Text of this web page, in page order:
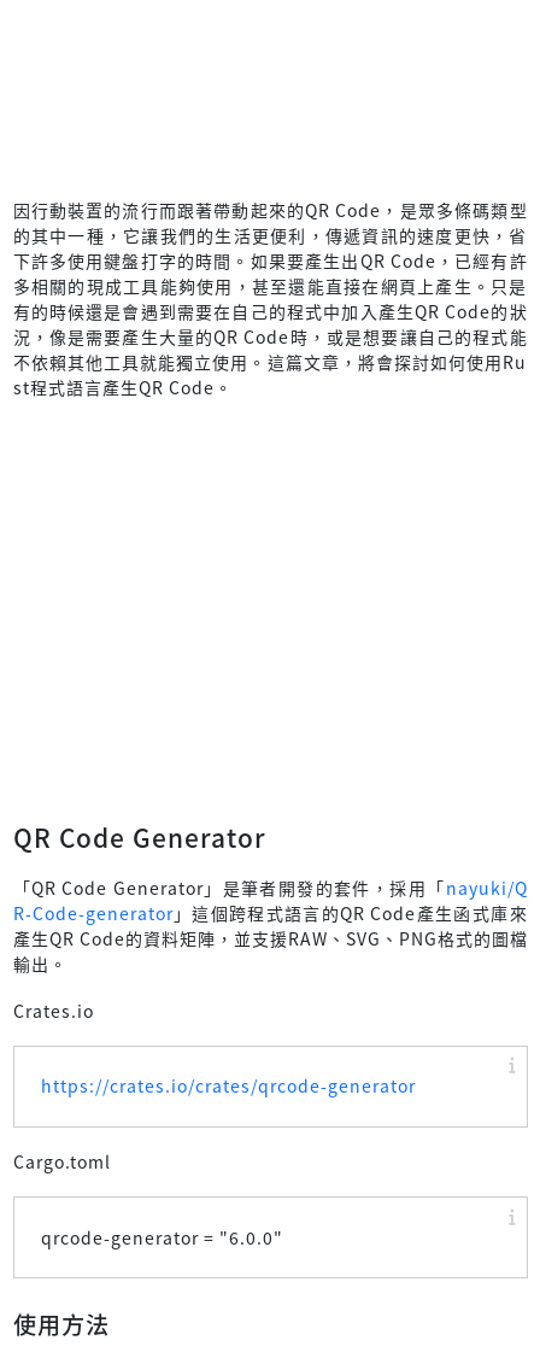
因行動裝置的流行而跟著帶動起來的QR Code，是眾多條碼類型
的其中一種，它讓我們的生活更便利，傳遞資訊的速度更快，省
下許多使用鍵盤打字的時間。如果要產生出QR Code，已經有許
多相關的現成工具能夠使用，甚至還能直接在網頁上產生。只是
有的時候還是會遇到需要在自己的程式中加入產生QR Code的狀
況，像是需要產生大量的QR Code時，或是想要讓自己的程式能
不依賴其他工具就能獨立使用。這篇文章，將會探討如何使用Ru
st程式語言產生QR Code。
QR Code Generator
「QR Code Generator」是筆者開發的套件，採用「nayuki/Q
R-Code-generator」這個跨程式語言的QR Code產生函式庫來
產生QR Code的資料矩陣，並支援RAW、SVG、PNG格式的圖檔
輸出。
Crates.io
https://crates.io/crates/qrcode-generator
Cargo.toml
qrcode-generator = "6.0.0"
使用方法